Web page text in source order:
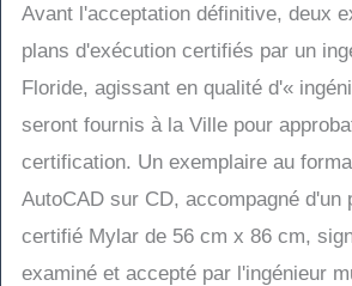
Avant l'acceptation définitive, deux
plans d'exécution certifiés par un
Floride, agissant en qualité d'«
seront fournis à la Ville pour
certification. Un exemplaire au
AutoCAD sur CD, accompagné d'un
certifié Mylar de 56 cm x 86 cm,
examiné et accepté par l'ingénieur